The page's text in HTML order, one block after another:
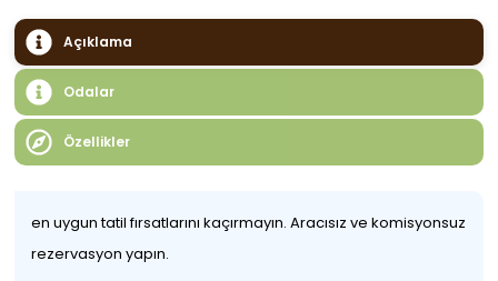
Açıklama
Odalar
Özellikler
en uygun tatil fırsatlarını kaçırmayın. Aracısız ve komisyonsuz
rezervasyon yapın.